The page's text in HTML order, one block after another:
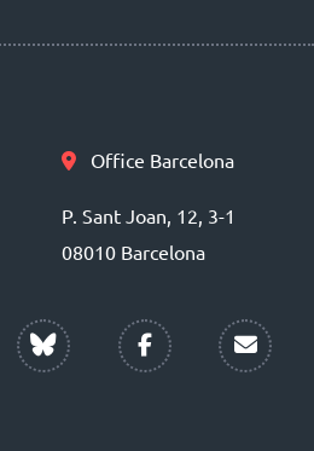
Office Barcelona
P. Sant Joan, 12, 3-1
08010 Barcelona